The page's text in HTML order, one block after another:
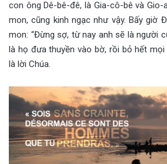
con ông Dê-bê-đê, là Gia-cô-bê và Gio-
mon, cũng kinh ngạc như vậy. Bấy giờ
mon: “Đừng sợ, từ nay anh sẽ là người
là họ đưa thuyền vào bờ, rồi bỏ hết
là lời Chúa.